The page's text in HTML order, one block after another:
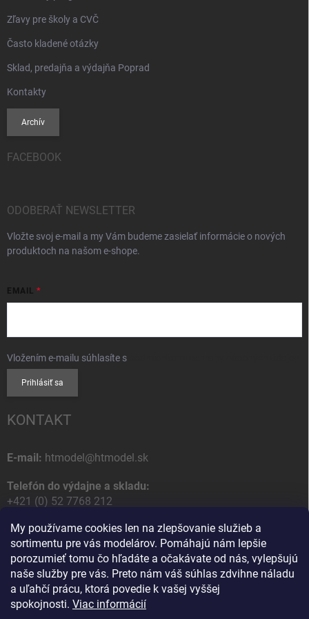
My používame cookies len na zlepšovanie služieb a
sortimentu pre vás modelárov. Pomáhajú nám lepšie
porozumieť tomu čo hľadáte a očakávate od nás, vylepšujú
naše služby pre vás. Preto nám váš súhlas zdvihne náladu
a uľahčí prácu, ktorá povedie k vašej vyššej
spokojnosti. Viac informácií
Zľavy pre školy a CVČ
Často kladené otázky
Sklad, predajňa a výdajňa Poprad
Kontakty
Archív
FACEBOOK
ODOBERAŤ NEWSLETTER
Vložte svoj e-mail a my Vám budeme zasielať informácie o nových
produktoch na našom e-shope.
EMAIL
Vložením e-mailu súhlasíte s
Prihlásiť sa
KONTAKT
E-mail: htmodel@htmodel.sk
Telefón do výdajne a skladu:
+421 (0) 52 7768 212
Poštová / Odberná adresa:
HT model
Na letisko 49
058 01 Poprad
Slovenská Republika